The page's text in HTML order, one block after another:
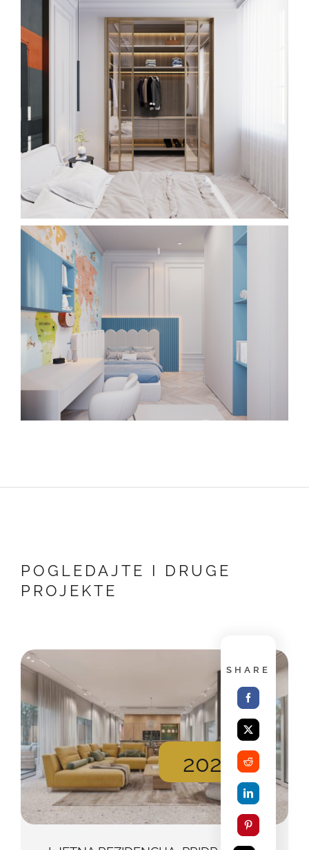
POGLEDAJTE I DRUGE
PROJEKTE
2026
SHARE